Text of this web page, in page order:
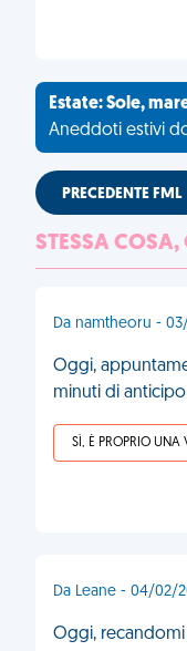
Estate: Sole,
Aneddoti estivi
PRECEDENTE FML
STESSA COSA,
Da namtheoru -
Oggi,
minuti di
SÌ, È PROPRIO UNA
Da Leane - 04/02/
Oggi,